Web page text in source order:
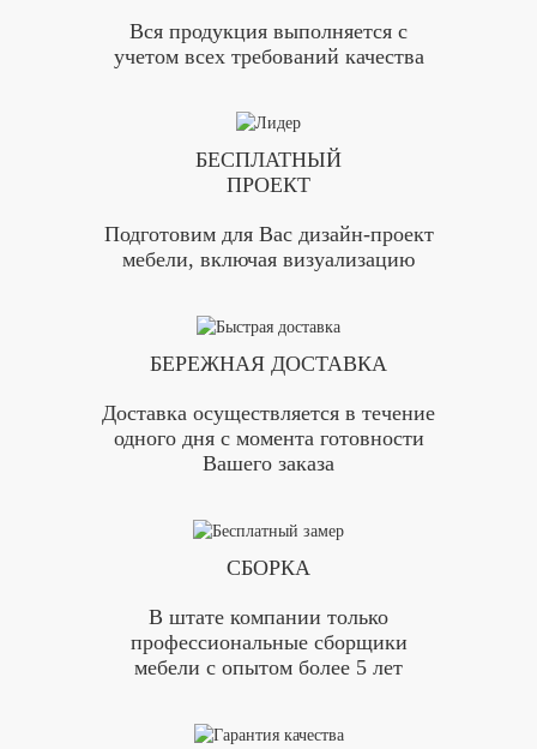
Вся продукция выполняется с
учетом всех требований качества
БЕСПЛАТНЫЙ
ПРОЕКТ
Подготовим для Вас дизайн-проект
мебели, включая визуализацию
БЕРЕЖНАЯ ДОСТАВКА
Доставка осуществляется в течение
одного дня с момента готовности
Вашего заказа
СБОРКА
В штате компании только
профессиональные сборщики
мебели с опытом более 5 лет